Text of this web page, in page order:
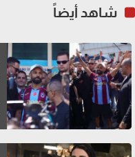
شاهد أيضاً